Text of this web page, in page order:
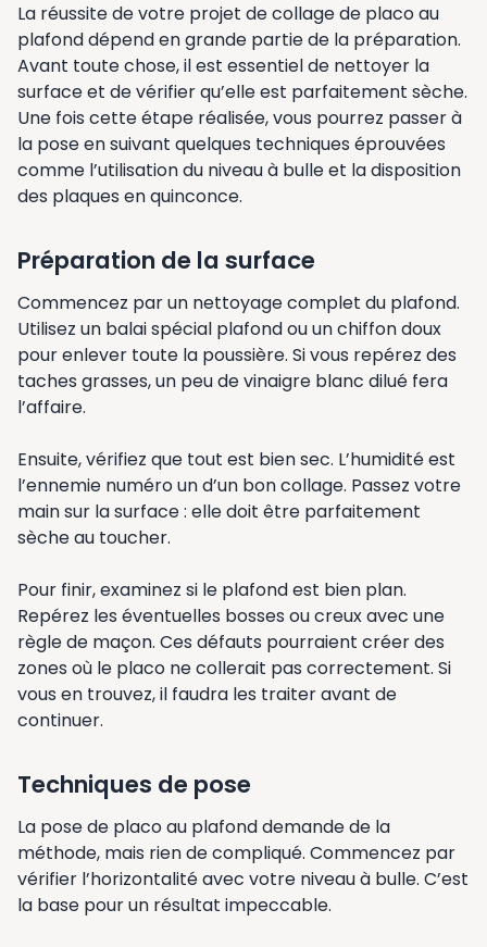
La réussite de votre projet de collage de placo au
plafond dépend en grande partie de la préparation.
Avant toute chose, il est essentiel de nettoyer la
surface et de vérifier qu’elle est parfaitement sèche.
Une fois cette étape réalisée, vous pourrez passer à
la pose en suivant quelques techniques éprouvées
comme l’utilisation du niveau à bulle et la disposition
des plaques en quinconce.
Préparation de la surface
Commencez par un nettoyage complet du plafond.
Utilisez un balai spécial plafond ou un chiffon doux
pour enlever toute la poussière. Si vous repérez des
taches grasses, un peu de vinaigre blanc dilué fera
l’affaire.
Ensuite, vérifiez que tout est bien sec. L’humidité est
l’ennemie numéro un d’un bon collage. Passez votre
main sur la surface : elle doit être parfaitement
sèche au toucher.
Pour finir, examinez si le plafond est bien plan.
Repérez les éventuelles bosses ou creux avec une
règle de maçon. Ces défauts pourraient créer des
zones où le placo ne collerait pas correctement. Si
vous en trouvez, il faudra les traiter avant de
continuer.
Techniques de pose
La pose de placo au plafond demande de la
méthode, mais rien de compliqué. Commencez par
vérifier l’horizontalité avec votre niveau à bulle. C’est
la base pour un résultat impeccable.